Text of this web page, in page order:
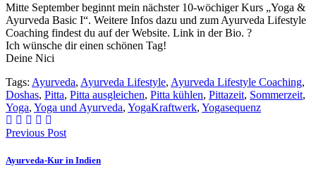
Mitte September beginnt mein nächster 10-wöchiger Kurs „Yoga &
Ayurveda Basic I“. Weitere Infos dazu und zum Ayurveda Lifestyle
Coaching findest du auf der Website. Link in der Bio. ?
Ich wünsche dir einen schönen Tag!
Deine Nici
Tags: Ayurveda, Ayurveda Lifestyle, Ayurveda Lifestyle Coaching,
Doshas, Pitta, Pitta ausgleichen, Pitta kühlen, Pittazeit, Sommerzeit,
Yoga, Yoga und Ayurveda, YogaKraftwerk, Yogasequenz
Previous Post
Ayurveda-Kur in Indien